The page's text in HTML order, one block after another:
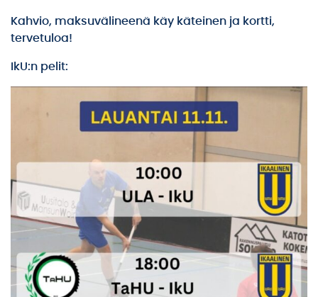
Kahvio, maksuvälineenä käy käteinen ja kortti,
tervetuloa!
IkU:n pelit: